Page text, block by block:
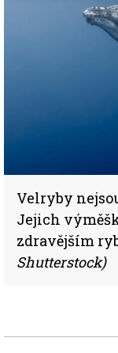
Velryby
Jejich
zdravějším
Shutterstock)